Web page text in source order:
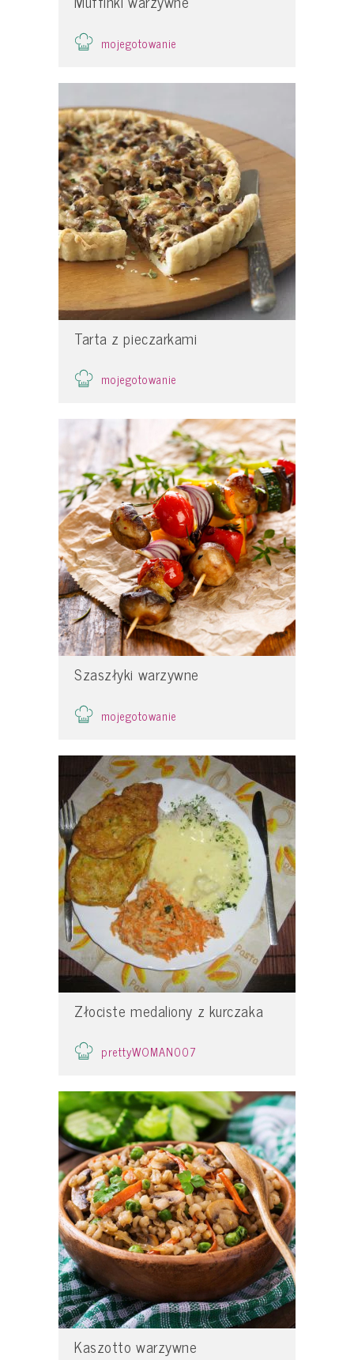
mojegotowanie
Tarta z pieczarkami
mojegotowanie
Szaszłyki warzywne
mojegotowanie
Złociste medaliony z kurczaka
prettyWOMAN007
Kaszotto warzywne